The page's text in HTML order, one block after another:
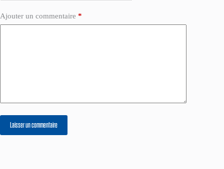
Ajouter un commentaire *
Laisser un commentaire